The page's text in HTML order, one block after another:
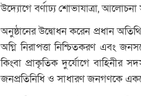
উদ্যোগে বর্ণাঢ্য শোভাযাত্রা,
অনুষ্ঠানের উদ্বোধন করেন প্রধান
অগ্নি নিরাপত্তা নিশ্চিতকরণ এবং
কিংবা প্রাকৃতিক দুর্যোগে বাহিনীর
জনপ্রতিনিধি ও সাধারণ জনগণকে